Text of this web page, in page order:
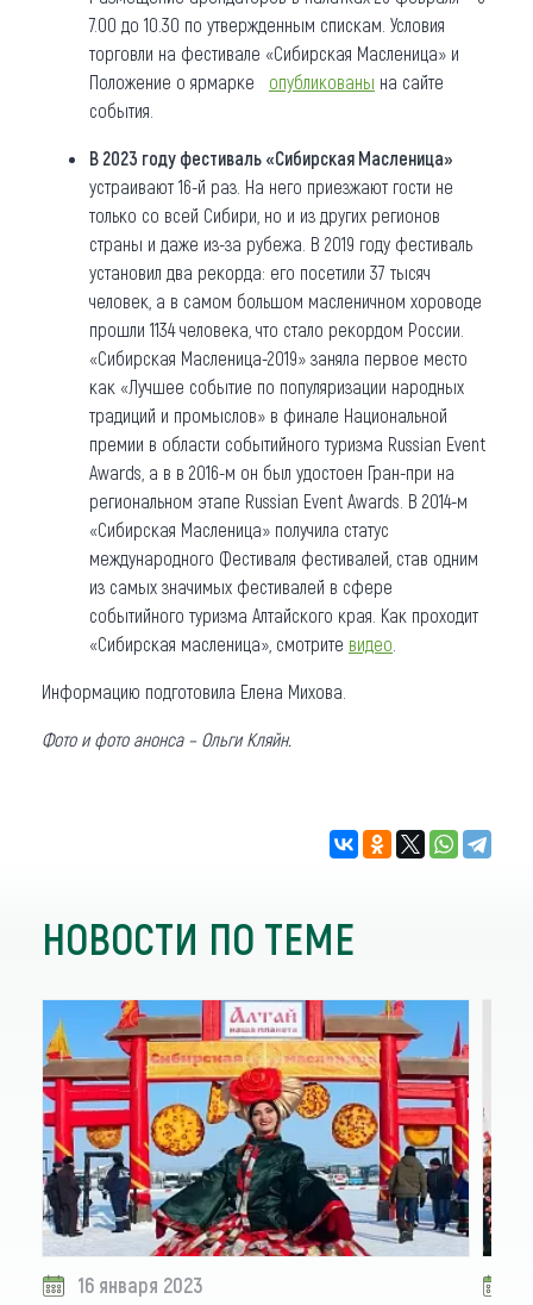
7.00 до 10.30 по утвержденным спискам. Условия
торговли на фестивале «Сибирская Масленица» и
Положение о ярмарке опубликованы на сайте
события.
В 2023 году фестиваль «Сибирская Масленица»
устраивают 16-й раз. На него приезжают гости не
только со всей Сибири, но и из других регионов
страны и даже из-за рубежа. В 2019 году фестиваль
установил два рекорда: его посетили 37 тысяч
человек, а в самом большом масленичном хороводе
прошли 1134 человека, что стало рекордом России.
«Сибирская Масленица-2019» заняла первое место
как «Лучшее событие по популяризации народных
традиций и промыслов» в финале Национальной
премии в области событийного туризма Russian Event
Awards, а в в 2016-м он был удостоен Гран-при на
региональном этапе Russian Event Awards. В 2014-м
«Сибирская Масленица» получила статус
международного Фестиваля фестивалей, став одним
из самых значимых фестивалей в сфере
событийного туризма Алтайского края. Как проходит
«Сибирская масленица», смотрите видео
Информацию подготовила Елена Михова.
Фото и фото анонса – Ольги Кляйн.
НОВОСТИ ПО ТЕМЕ
16 января 2023